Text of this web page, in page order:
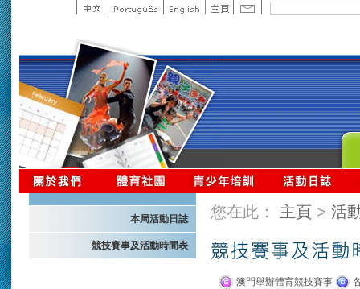
本局活動日誌
競技賽事及活動時間表
您在此： 主頁 > 活
澳門舉辦體育競技賽事